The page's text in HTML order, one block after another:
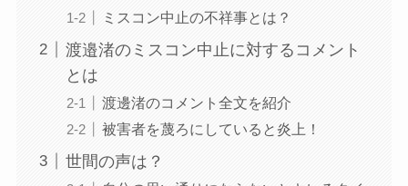
ミスコン中止の不祥事とは？
渡邉渚のミスコン中止に対するコメント
とは
渡邊渚のコメント全文を紹介
被害者を蔑ろにしていると炎上！
世間の声は？